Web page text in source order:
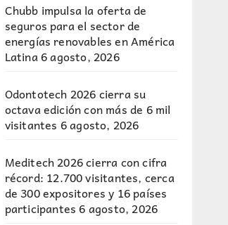
Chubb impulsa la oferta de
seguros para el sector de
energías renovables en América
Latina6 agosto, 2026
Odontotech 2026 cierra su
octava edición con más de 6 mil
visitantes 6 agosto, 2026
Meditech 2026 cierra con cifra
récord: 12.700 visitantes, cerca
de 300 expositores y 16 países
participantes 6 agosto, 2026